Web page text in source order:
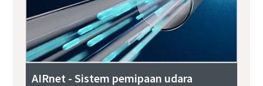
AIRnet - Sistem pemipaan udara